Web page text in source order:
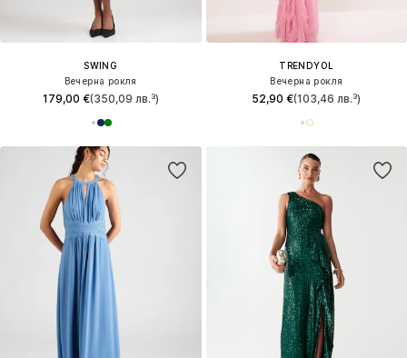
SWING
Вечерна рокля
179,00 €(350,09 лв.³)
TRENDYOL
Вечерна рокля
52,90 €(103,46 лв.³)